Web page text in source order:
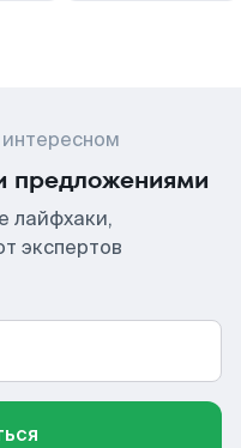
предложениями
лайфхаки,
экспертов